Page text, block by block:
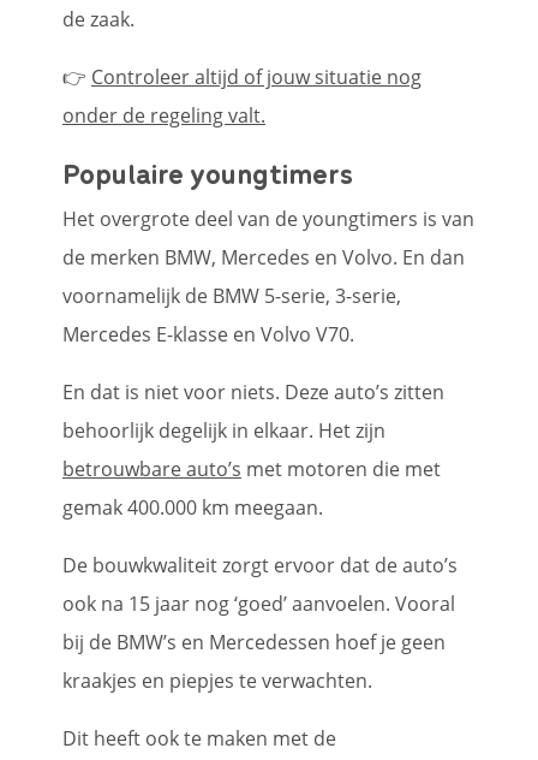
de zaak.
👉 Controleer altijd of jouw situatie nog
onder de regeling valt.
Populaire youngtimers
Het overgrote deel van de youngtimers is van
de merken BMW, Mercedes en Volvo. En dan
voornamelijk de BMW 5-serie, 3-serie,
Mercedes E-klasse en Volvo V70.
En dat is niet voor niets. Deze auto’s zitten
behoorlijk degelijk in elkaar. Het zijn
betrouwbare auto’s met motoren die met
gemak 400.000 km meegaan.
De bouwkwaliteit zorgt ervoor dat de auto’s
ook na 15 jaar nog ‘goed’ aanvoelen. Vooral
bij de BMW’s en Mercedessen hoef je geen
kraakjes en piepjes te verwachten.
Dit heeft ook te maken met de